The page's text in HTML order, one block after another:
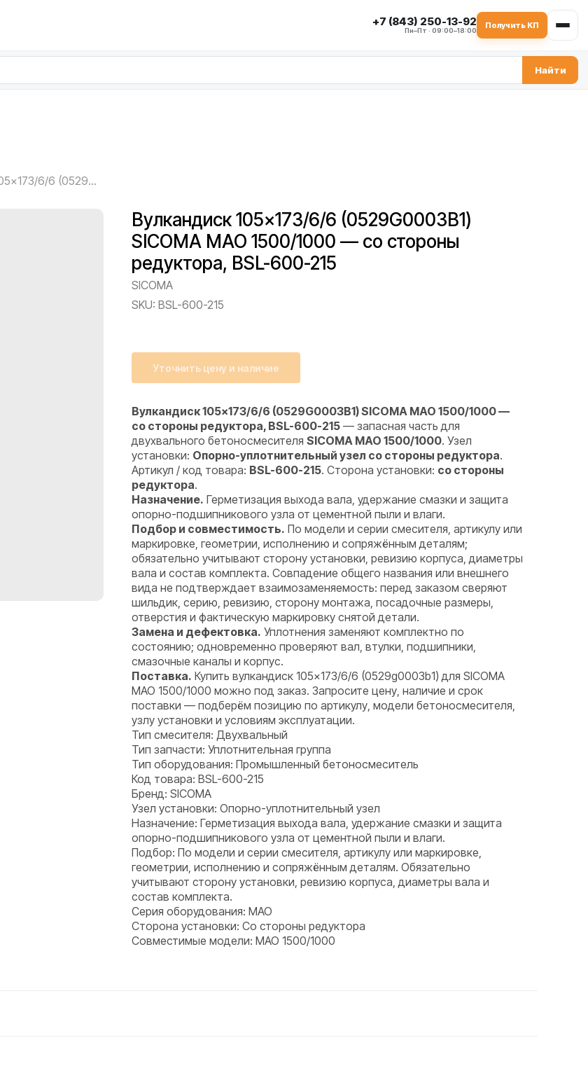
+7 (843) 250-13-92
Пн–Пт · 09:00–18:00
Получить КП
Найти
Вулкандиск 105×173/6/6 (0529G0003B1) SICOMA MAO 1500/1000 — со стороны редуктора, BSL-600-215
Вулкандиск 105×173/6/6 (0529G0003B1)
SICOMA MAO 1500/1000 — со стороны
редуктора, BSL-600-215
SICOMA
SKU: BSL-600-215
Уточнить цену и наличие
Вулкандиск 105×173/6/6 (0529G0003B1) SICOMA MAO 1500/1000 —
со стороны редуктора, BSL-600-215 — запасная часть для
двухвального бетоносмесителя SICOMA MAO 1500/1000. Узел
установки: Опорно-уплотнительный узел со стороны редуктора.
Артикул / код товара: BSL-600-215. Сторона установки: со стороны
редуктора.
Назначение. Герметизация выхода вала, удержание смазки и защита
опорно-подшипникового узла от цементной пыли и влаги.
Подбор и совместимость. По модели и серии смесителя, артикулу или
маркировке, геометрии, исполнению и сопряжённым деталям;
обязательно учитывают сторону установки, ревизию корпуса, диаметры
вала и состав комплекта. Совпадение общего названия или внешнего
вида не подтверждает взаимозаменяемость: перед заказом сверяют
шильдик, серию, ревизию, сторону монтажа, посадочные размеры,
отверстия и фактическую маркировку снятой детали.
Замена и дефектовка. Уплотнения заменяют комплектно по
состоянию; одновременно проверяют вал, втулки, подшипники,
смазочные каналы и корпус.
Поставка. Купить вулкандиск 105×173/6/6 (0529g0003b1) для SICOMA
MAO 1500/1000 можно под заказ. Запросите цену, наличие и срок
поставки — подберём позицию по артикулу, модели бетоносмесителя,
узлу установки и условиям эксплуатации.
Тип смесителя: Двухвальный
Тип запчасти: Уплотнительная группа
Тип оборудования: Промышленный бетоносмеситель
Код товара: BSL-600-215
Бренд: SICOMA
Узел установки: Опорно-уплотнительный узел
Назначение: Герметизация выхода вала, удержание смазки и защита
опорно-подшипникового узла от цементной пыли и влаги.
Подбор: По модели и серии смесителя, артикулу или маркировке,
геометрии, исполнению и сопряжённым деталям. Обязательно
учитывают сторону установки, ревизию корпуса, диаметры вала и
состав комплекта.
Серия оборудования: MAO
Сторона установки: Со стороны редуктора
Совместимые модели: MAO 1500/1000